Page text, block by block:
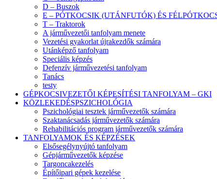
D – Buszok
E – PÓTKOCSIK (UTÁNFUTÓK) ÉS
T – Traktorok
A járművezetői tanfolyam menete
Vezetési gyakorlat újrakezdők számára
Utánképző tanfolyam
Speciális képzés
Defenzív járművezetési tanfolyam
Tanács
testy
GÉPKOCSIVEZETŐI KÉPESÍTÉSI TANFOLYAM – GKI
KÖZLEKEDÉSPSZICHOLÓGIA
Pszichológiai tesztek járművezetők számára
Szaktanácsadás járművezetők számára
Rehabilitációs program járművezetők számára
TANFOLYAMOK ÉS KÉPZÉSEK
Elsősegélynyújtó tanfolyam
Gépjárművezetők képzése
Targoncakezelés
Építőipari gépek kezelése